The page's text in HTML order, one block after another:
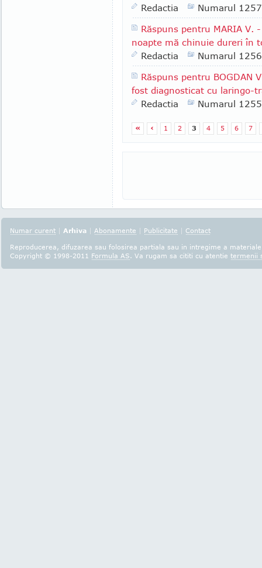
Redactia
Numarul 1257
Răspuns pentru MARIA V.
noapte mă chinuie dureri în
Redactia
Numarul 1256
Răspuns pentru BOGDAN
fost diagnosticat cu laringo-
Redactia
Numarul 1255
« ‹ 1 2 3 4 5 6 7
Numar curent | Arhiva | Abonamente | Publicitate | Contact
Reproducerea, difuzarea sau folosirea partiala sau in intregime a
Copyright © 1998-2011 Formula AS. Va rugam sa cititi cu atentie termenii